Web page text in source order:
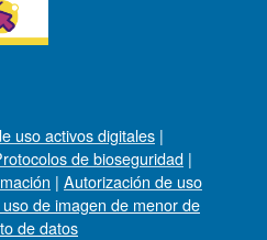
uso activos digitales |
de bioseguridad |
| Autorización de uso
de imagen de menor de
de datos